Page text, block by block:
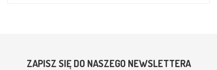
ZAPISZ SIĘ DO NASZEGO NEWSLETTERA